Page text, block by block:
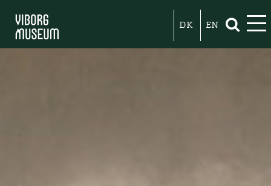
DK EN